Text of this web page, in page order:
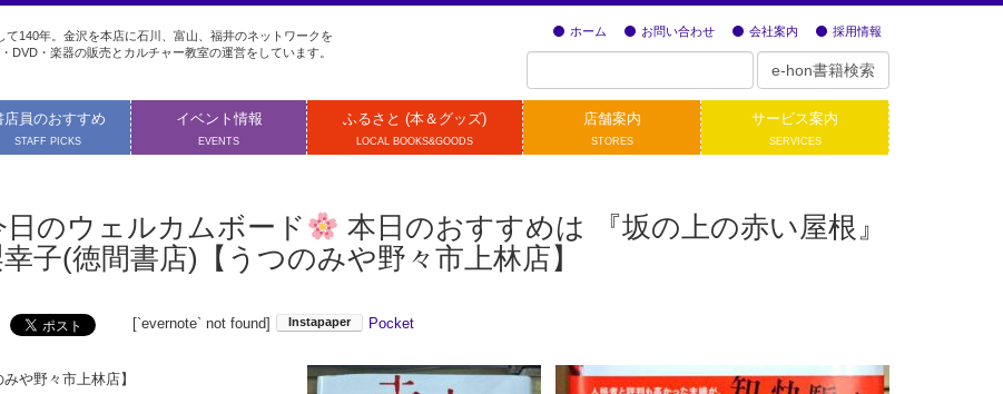
て140年。金沢を本店に石川、富山、福井のネットワークを
DVD・楽器の販売とカルチャー教室の運営をしています。
ホーム お問い合わせ 会社案内 採用情報
店員のおすすめ
STAFF PICKS
イベント情報
EVENTS
ふるさと (本＆グッズ)
LOCAL BOOKS&GOODS
店舗案内
STORES
サービス案内
SERVICES
日のウェルカムボード
本日のおすすめは 『坂の上の赤い屋根』
子(徳間書店)【うつのみや野々市上林店】
[`evernote` not found] Pocket
みや野々市上林店】